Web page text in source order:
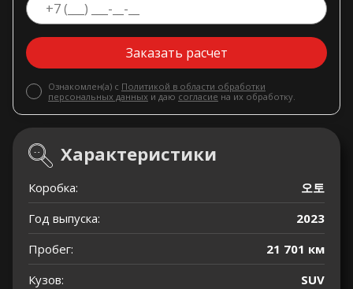
Заказать расчет
Ознакомлен(а) с Политикой в области обработки
персональных данных и даю согласие на их обработку.
Характеристики
Коробка:
오토
Год выпуска:
2023
Пробег:
21 701 км
Кузов:
SUV